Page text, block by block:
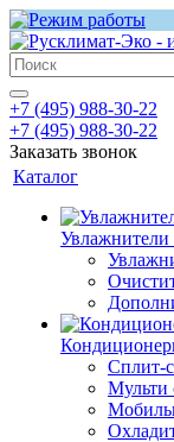
+7 (495) 988-30-22
+7 (495) 988-30-22
Заказать звонок
Каталог
Увлажнители
Сплит-
Мульти